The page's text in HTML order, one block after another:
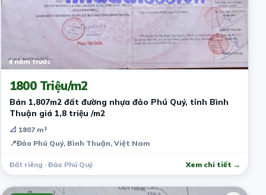
4 năm trước
1800 Triệu/m2
Bán 1,807m2 đất đường nhựa đảo Phú Quý, tỉnh Bình
Thuận giá 1,8 triệu /m2
📐 1807 m²
📍Đảo Phú Quý, Bình Thuận, Việt Nam
Đất riêng · Đảo Phú Quý Xem chi tiết →